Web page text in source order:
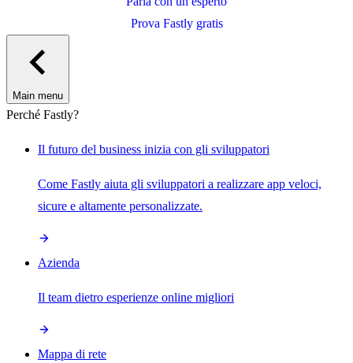
Prova Fastly gratis
Main menu
Perché Fastly?
Il futuro del business inizia con gli sviluppatori
Come Fastly aiuta gli sviluppatori a realizzare app veloci,
sicure e altamente personalizzate.
Azienda
Il team dietro esperienze online migliori
Mappa di rete